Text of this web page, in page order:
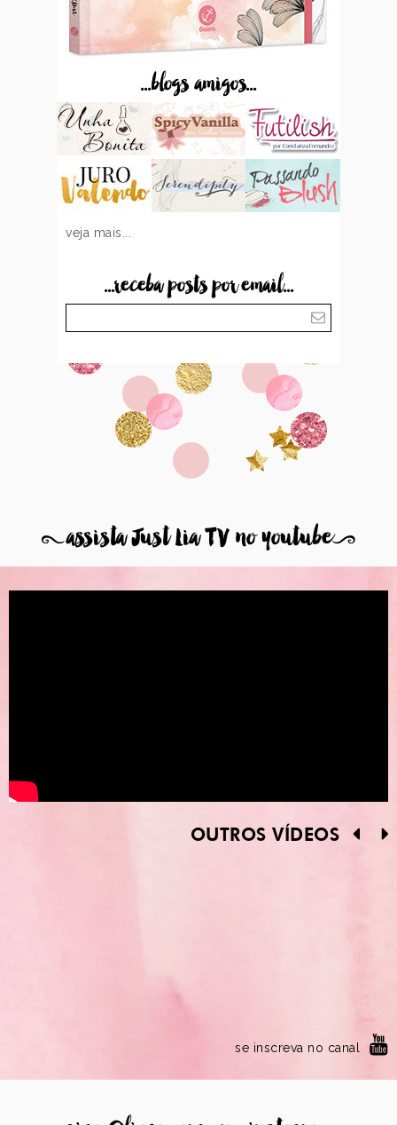
...blogs amigos...
veja mais...
...receba posts por email...
8assista Just Lia TV no youtube9
OUTROS VÍDEOS
se inscreva no canal